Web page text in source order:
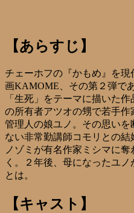
【あらすじ】
チェーホフの『かもめ』を
画KAMOME、その第２弾で
「生死」をテーマに描いた
の所有者アツオの甥で若手作
管理人の娘ユノ。その思い
ない非常勤講師コモリとの
ノゾミが有名作家ミシマに
く。２年後、母になったユ
とは。
【キャスト】